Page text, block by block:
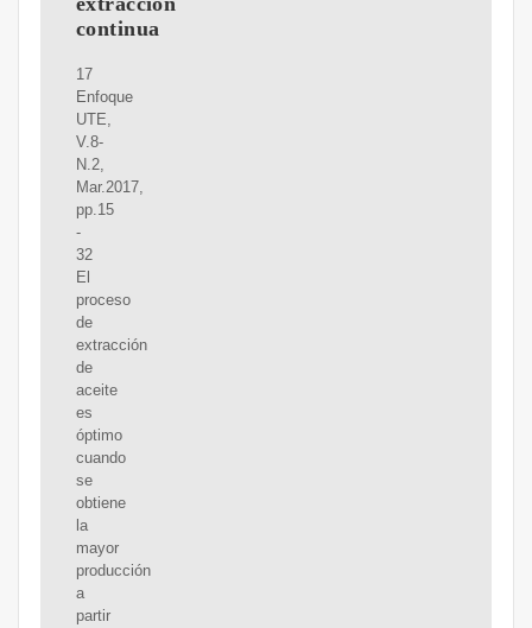
continua
17
Enfoque
UTE,
V.8-
N.2,
Mar.2017,
pp.15
-
32
El
proceso
de
extracción
de
aceite
es
óptimo
cuando
se
obtiene
la
mayor
producción
a
partir